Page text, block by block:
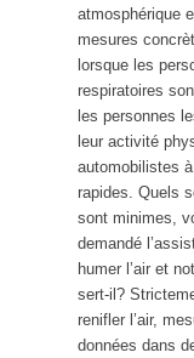
atmosphérique
mesures
lorsque les
respiratoires
les personnes
leur activité
automobilistes
rapides. Quels
sont minimes,
demandé
humer l’air et
sert-il?
renifler l’air,
données dans